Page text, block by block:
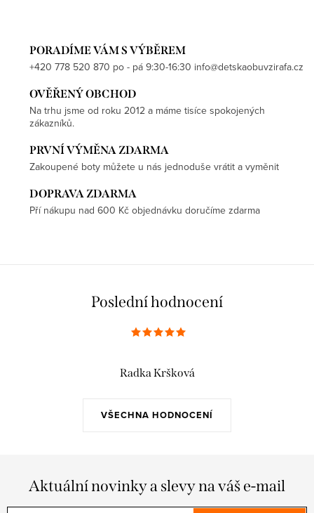
PORADÍME VÁM S VÝBĚREM
+420 778 520 870 po - pá 9:30-16:30 info@detskaobuvzirafa.cz
OVĚŘENÝ OBCHOD
Na trhu jsme od roku 2012 a máme tisíce spokojených
zákazníků.
PRVNÍ VÝMĚNA ZDARMA
Zakoupené boty můžete u nás jednoduše vrátit a vyměnit
DOPRAVA ZDARMA
Pří nákupu nad 600 Kč objednávku doručíme zdarma
Poslední hodnocení
VŠECHNA HODNOCENÍ
Radka Kršková
Aktuální novinky a slevy na váš e-mail